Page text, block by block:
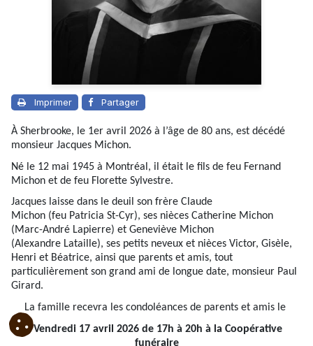
Imprimer Partager
À Sherbrooke, le 1er avril 2026 à l’âge de 80 ans, est décédé
monsieur Jacques Michon.
Né le 12 mai 1945 à Montréal, il était le fils de feu Fernand
Michon et de feu Florette Sylvestre.
Jacques laisse dans le deuil son frère Claude
Michon (feu Patricia St-Cyr), ses nièces Catherine Michon
(Marc-André Lapierre) et Geneviève Michon
(Alexandre Lataille), ses petits neveux et nièces Victor, Gisèle,
Henri et Béatrice, ainsi que parents et amis, tout
particulièrement son grand ami de longue date, monsieur Paul
Girard.
La famille recevra les condoléances de parents et amis le
Vendredi 17 avril 2026 de 17h à 20h à la Coopérative
funéraire